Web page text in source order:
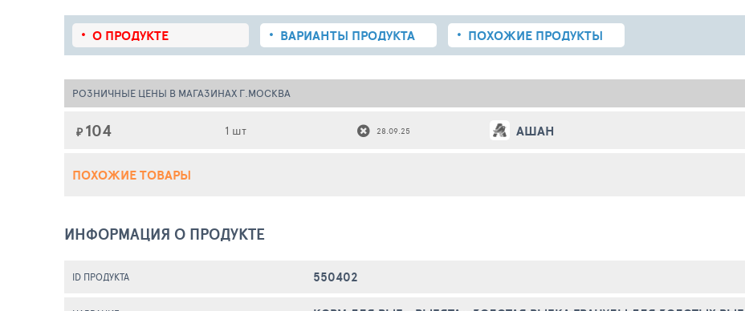
О ПРОДУКТЕ ВАРИАНТЫ ПРОДУКТА ПОХОЖИЕ ПРОДУКТЫ
РОЗНИЧНЫЕ ЦЕНЫ В МАГАЗИНАХ Г.МОСКВА
₽ 104 1 шт 28.09.25 АШАН
ПОХОЖИЕ ТОВАРЫ
ИНФОРМАЦИЯ О ПРОДУКТЕ
ID ПРОДУКТА 550402